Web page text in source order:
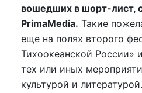
вошедших в шорт-лист,
PrimaMedia. Такие
еще на полях второго
Тихоокеанской России»
тех или иных
культурой и